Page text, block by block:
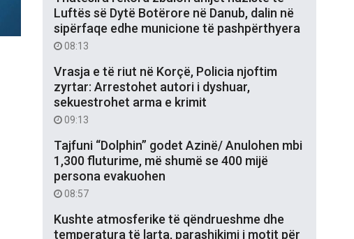
Luftës së Dytë Botërore në Danub, dalin në
sipërfaqe edhe municione të pashpërthyera
08:13
Vrasja e të riut në Korçë, Policia njoftim
zyrtar: Arrestohet autori i dyshuar,
sekuestrohet arma e krimit
09:13
Tajfuni “Dolphin” godet Azinë/ Anulohen mbi
1,300 fluturime, më shumë se 400 mijë
persona evakuohen
08:57
Kushte atmosferike të qëndrueshme dhe
temperatura të larta, parashikimi i motit për